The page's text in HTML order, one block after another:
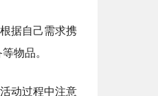
据自己需求携
物品。
动过程中注意